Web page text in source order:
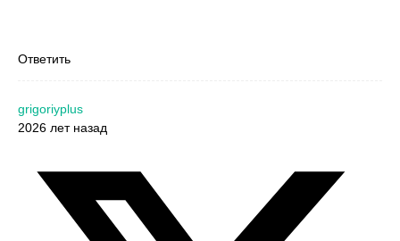
Ответить
grigoriyplus
2026 лет назад